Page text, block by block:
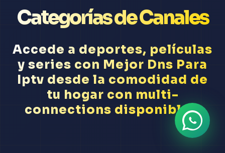
Categorías de Canales
Accede a deportes, películas
y series con Mejor Dns Para
Iptv desde la comodidad de
tu hogar con multi-
connections disponibles.